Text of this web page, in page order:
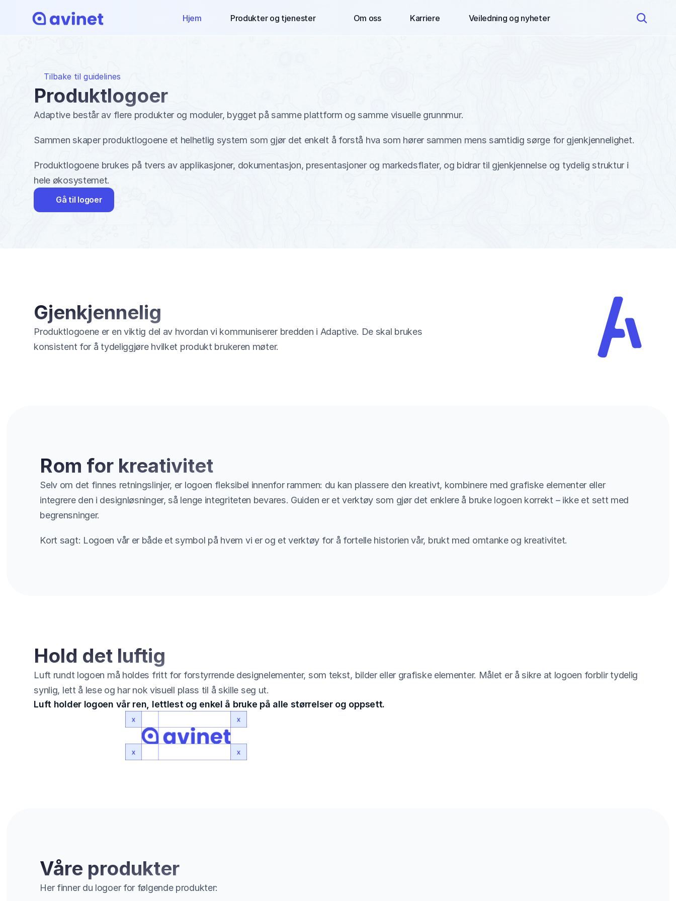
Hjem Produkter og tjenester Om oss Karriere Veiledning og nyheter
Tilbake til guidelines
Produktlogoer
Adaptive består av flere produkter og moduler, bygget på samme plattform og samme visuelle grunnmur.
Sammen skaper produktlogoene et helhetlig system som gjør det enkelt å forstå hva som hører sammen mens samtidig sørge for gjenkjennelighet.
Produktlogoene brukes på tvers av applikasjoner, dokumentasjon, presentasjoner og markedsflater, og bidrar til gjenkjennelse og tydelig struktur i
hele økosystemet.
Gå til logoer
Gjenkjennelig
Produktlogoene er en viktig del av hvordan vi kommuniserer bredden i Adaptive. De skal brukes
konsistent for å tydeliggjøre hvilket produkt brukeren møter.
Rom for kreativitet
Selv om det finnes retningslinjer, er logoen fleksibel innenfor rammen: du kan plassere den kreativt, kombinere med grafiske elementer eller
integrere den i designløsninger, så lenge integriteten bevares. Guiden er et verktøy som gjør det enklere å bruke logoen korrekt – ikke et sett med
begrensninger.
Kort sagt: Logoen vår er både et symbol på hvem vi er og et verktøy for å fortelle historien vår, brukt med omtanke og kreativitet.
Hold det luftig
Luft rundt logoen må holdes fritt for forstyrrende designelementer, som tekst, bilder eller grafiske elementer. Målet er å sikre at logoen forblir tydelig
synlig, lett å lese og har nok visuell plass til å skille seg ut.
Luft holder logoen vår ren, lettlest og enkel å bruke på alle størrelser og oppsett.
Våre produkter
Her finner du logoer for følgende produkter: